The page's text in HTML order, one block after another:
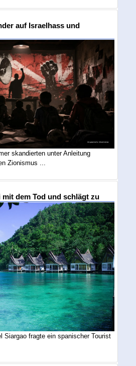
auf Israelhass und
skandierten unter Anleitung
Zionismus ...
dem Tod und schlägt zu
Siargao fragte ein spanischer Tourist